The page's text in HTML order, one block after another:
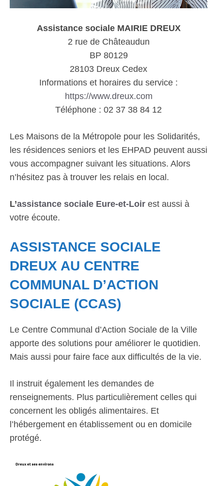
Assistance sociale MAIRIE DREUX
2 rue de Châteaudun
BP 80129
28103 Dreux Cedex
Informations et horaires du service :
https://www.dreux.com
Téléphone : 02 37 38 84 12
Les Maisons de la Métropole pour les Solidarités,
les résidences seniors et les EHPAD peuvent aussi
vous accompagner suivant les situations. Alors
n’hésitez pas à trouver les relais en local.
L’assistance sociale Eure-et-Loir est aussi à
votre écoute.
ASSISTANCE SOCIALE
DREUX AU CENTRE
COMMUNAL D’ACTION
SOCIALE (CCAS)
Le Centre Communal d’Action Sociale de la Ville
apporte des solutions pour améliorer le quotidien.
Mais aussi pour faire face aux difficultés de la vie.
Il instruit également les demandes de
renseignements. Plus particulièrement celles qui
concernent les obligés alimentaires. Et
l’hébergement en établissement ou en domicile
protégé.